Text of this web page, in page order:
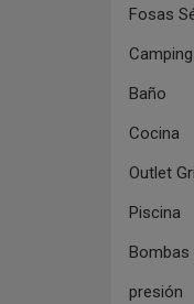
Fosas
Camping
Baño
Cocina
Outlet
Piscina
Bombas
presión